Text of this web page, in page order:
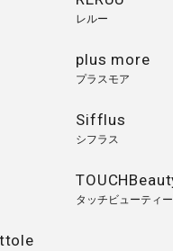
レルー
plus more
プラスモア
Sifflus
シフラス
タッチビューティー